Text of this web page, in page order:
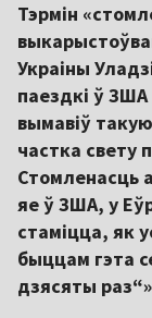
Тэрмін
Украіны
паездкі ў
вымавіў
частка свету
Стомленасць
яе ў ЗША, у
стаміцца, як
быццам гэта
дзясяты